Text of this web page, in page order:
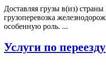
Доставляя грузы в(из)
грузоперевозка
особенную роль. ...
Услуги по переезду